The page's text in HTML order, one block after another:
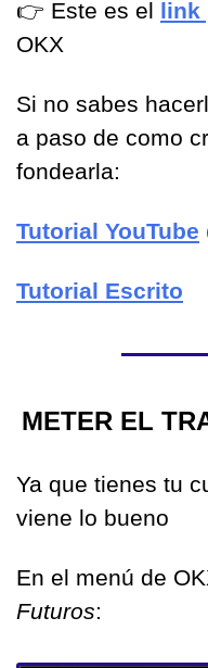
👉 Este es el link
OKX
Si no sabes
a paso de como
fondearla:
Tutorial YouTube
Tutorial Escrito
METER EL
Ya que tienes tu
viene lo bueno
En el menú de
Futuros: